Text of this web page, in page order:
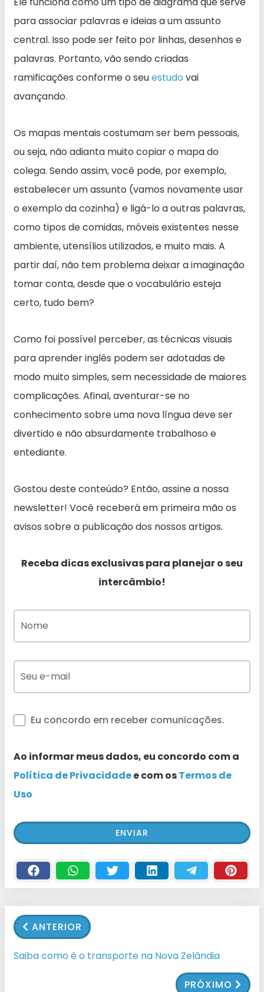
para associar palavras e ideias a um assunto
central. Isso pode ser feito por linhas, desenhos e
palavras. Portanto, vão sendo criadas
ramificações conforme o seuestudo vai
avançando.
Os mapas mentais costumam ser bem pessoais,
ou seja, não adianta muito copiar o mapa do
colega. Sendo assim, você pode, por exemplo,
estabelecer um assunto (vamos novamente usar
o exemplo da cozinha) e ligá-lo a outras palavras,
como tipos de comidas, móveis existentes nesse
ambiente, utensílios utilizados, e muito mais. A
partir daí, não tem problema deixar a imaginação
tomar conta, desde que o vocabulário esteja
certo, tudo bem?
Como foi possível perceber, as técnicas visuais
para aprender inglês podem ser adotadas de
modo muito simples, sem necessidade de maiores
complicações. Afinal, aventurar-se no
conhecimento sobre uma nova língua deve ser
divertido e não absurdamente trabalhoso e
entediante.
Gostou deste conteúdo? Então, assine a nossa
newsletter! Você receberá em primeira mão os
avisos sobre a publicação dos nossos artigos.
Receba dicas exclusivas para planejar o seu
intercâmbio!
Eu concordo em receber comunicações.
Ao informar meus dados, eu concordo com a
Política de Privacidadee com osTermos de
Uso
ANTERIOR
Saiba como é o transporte na Nova Zelândia
PRÓXIMO